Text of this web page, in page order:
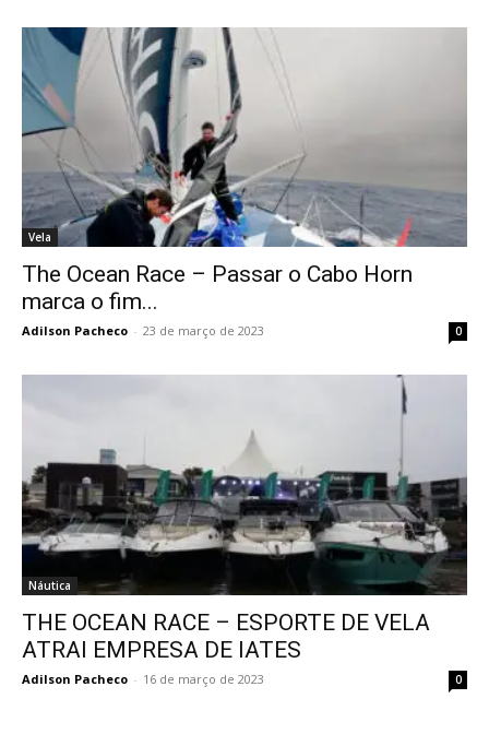
Vela
The Ocean Race – Passar o Cabo Horn
marca o fim...
Adilson Pacheco - 23 de março de 2023 0
Náutica
THE OCEAN RACE – ESPORTE DE VELA
ATRAI EMPRESA DE IATES
Adilson Pacheco - 16 de março de 2023 0